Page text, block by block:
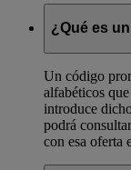
¿Qué es
Un código
alfabéticos
introduce
podrá
con esa oferta